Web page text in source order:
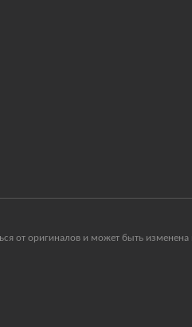
от оригиналов и может быть